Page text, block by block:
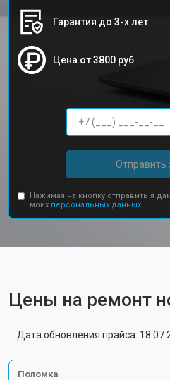
Гарантия до 3-х лет
Цена от 3800 руб
Отправить
Нажимая на кнопку отправить я
моих персональных данных.
Цены на ремонт
Дата обновления прайса:
Поломка